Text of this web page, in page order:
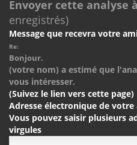
Envoyer cette analyse
enregistrés)
Message que recevra votre
Re:
Bonjour.
(votre nom) a estimé que
vous intéresser.
(Suivez le lien vers cette page)
Adresse électronique de votre
Vous pouvez saisir plusieurs
virgules